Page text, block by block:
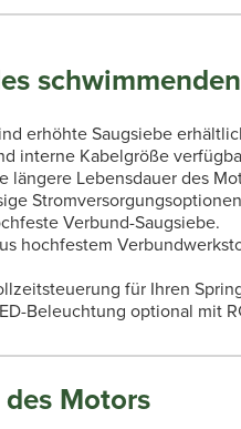
erhöhte Saugsiebe
interne Kabelgröße
längere Lebensdauer des
Verbund-Saugsiebe.
hochfestem
für Ihren
Beleuchtung optional mit
Motors